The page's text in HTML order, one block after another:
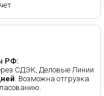
РФ:
СДЭК, Деловые Линии
. Возможна отгрузка